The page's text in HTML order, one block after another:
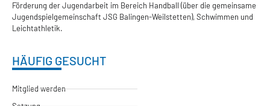
Förderung der Jugendarbeit im Bereich Handball (über die gemeinsame
Jugendspielgemeinschaft JSG Balingen-Weilstetten), Schwimmen und
Leichtathletik.
HÄUFIG GESUCHT
Mitglied werden